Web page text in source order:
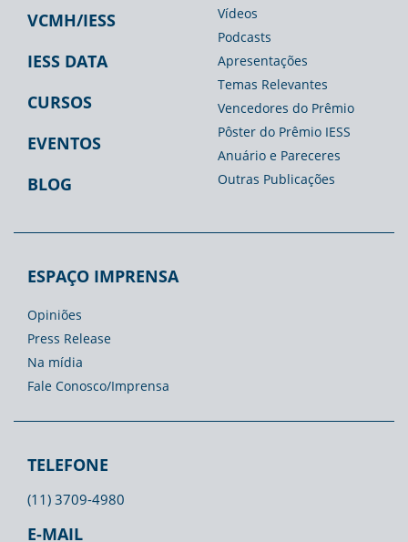
VCMH/IESS
IESS DATA
CURSOS
EVENTOS
BLOG
Vídeos
Podcasts
Apresentações
Temas Relevantes
Vencedores do Prêmio
Pôster do Prêmio IESS
Anuário e Pareceres
Outras Publicações
ESPAÇO IMPRENSA
Opiniões
Press Release
Na mídia
Fale Conosco/Imprensa
TELEFONE
(11) 3709-4980
E-MAIL